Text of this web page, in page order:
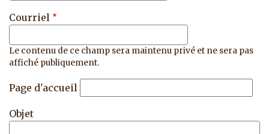
Courriel
Le contenu de ce champ sera maintenu privé et ne sera pas
affiché publiquement.
Page d'accueil
Objet